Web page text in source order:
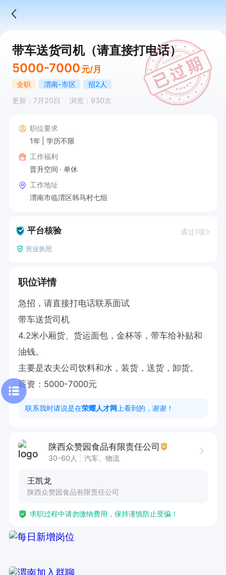
带车送货司机（请直接打电话）
5000-7000 元/月
全职 渭南-市区
招2人
更新：7月20日
浏览：930次
职位要求
1年
学历不限
工作福利
晋升空间
单休
工作地址
渭南市临渭区韩马村七组
平台核验 通过1项
营业执照
职位详情
急招，请直接打电话联系面试
带车送货司机
4.2米小厢货、货运面包，金杯等，带车给补贴和
油钱。
主要是农夫公司饮料和水，装货，送货，卸货。
薪资：5000-7000元
联系我时请说是在荣耀人才网 上看到的，谢谢！
陕西众赞园食品有限责任公司
30-60人 汽车、物流
王凯龙
陕西众赞园食品有限责任公司
求职过程中请勿缴纳费用，保持谨慎防止受骗！